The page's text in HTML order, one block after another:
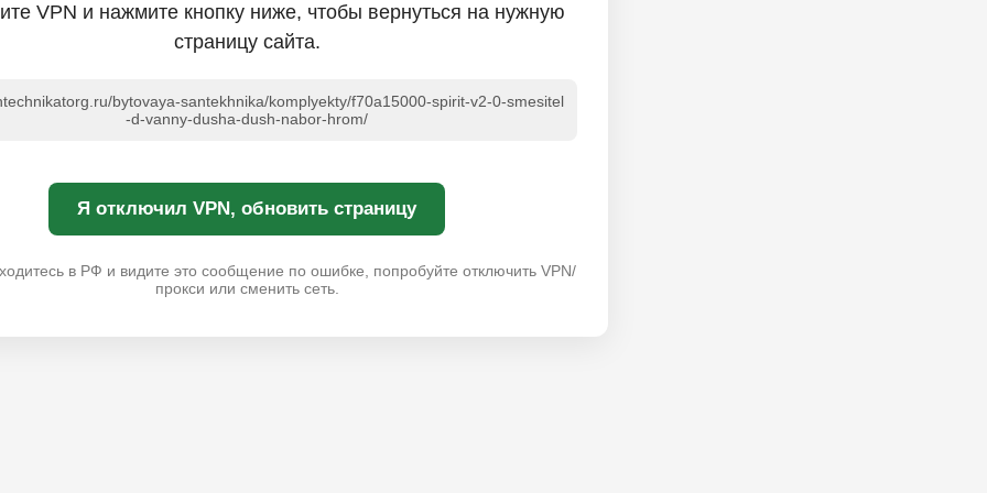
VPN и нажмите кнопку ниже, чтобы вернуться на нужную
страницу сайта.
bytovaya-santekhnika/komplyekty/f70a15000-spirit-v2-0-smesitel
-d-vanny-dusha-dush-nabor-hrom/
Я отключил VPN, обновить страницу
в РФ и видите это сообщение по ошибке, попробуйте отключить VPN/
прокси или сменить сеть.